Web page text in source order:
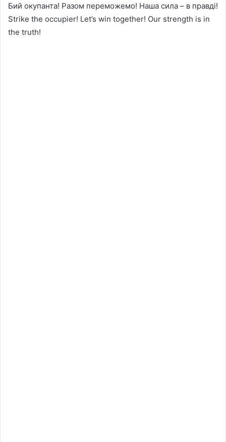
Бий окупанта! Разом переможемо! Наша сила – в правді!
Strike the occupier! Let’s win together! Our strength is in
the truth!